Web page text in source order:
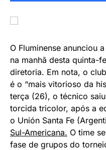
O Fluminense anunciou
na manhã desta quinta-
diretoria. Em nota, o
é o “mais vitorioso da
terça (26), o técnico
torcida tricolor, após a
o Unión Santa Fe
Sul-Americana. O time
fase de grupos do